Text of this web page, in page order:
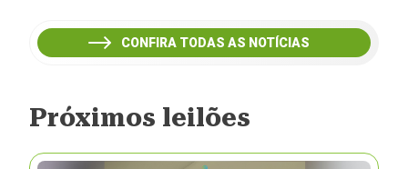
CONFIRA TODAS AS NOTÍCIAS
Próximos leilões